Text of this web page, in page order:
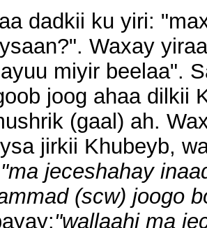
dadkii ku yiri:
Waxay
miyir beelaa".
joog ahaa dilkii
(gaal) ah.
jirkii Khubeyb,
"ma jeceshahay
(scw) joogo
"wallaahi ma